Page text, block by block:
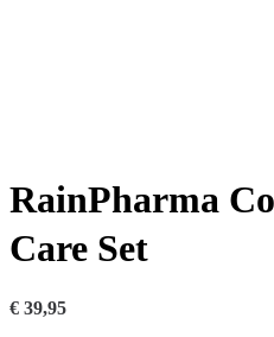
RainPharma
Care Set
€ 39,95